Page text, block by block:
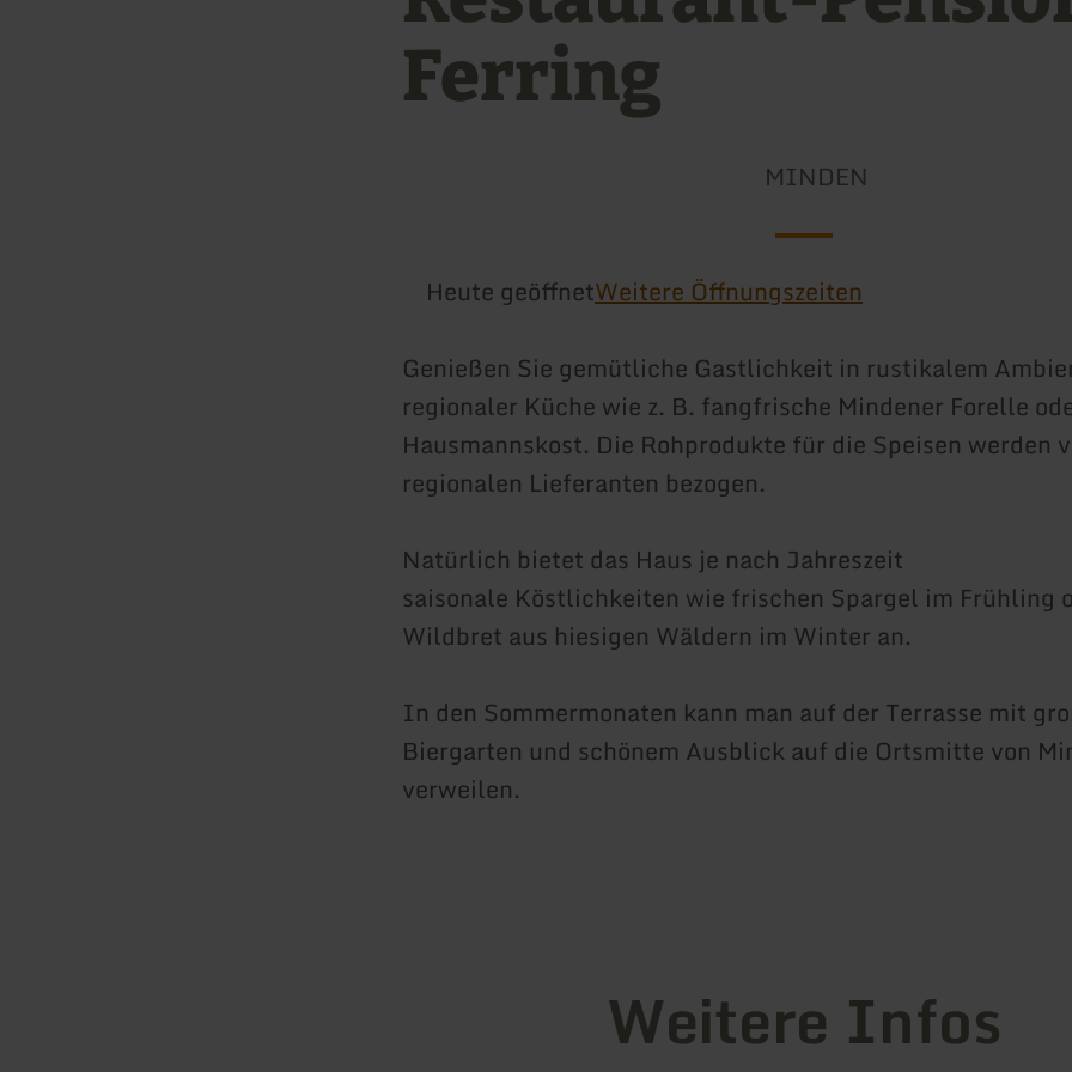
Ferring
MINDEN
Heute geöffnetWeitere Öffnungszeiten
Genießen Sie gemütliche Gastlichkeit in rustikalem
regionaler Küche wie z. B. fangfrische Mindener Forelle
Hausmannskost. Die Rohprodukte für die Speisen werden
regionalen Lieferanten bezogen.
Natürlich bietet das Haus je nach Jahreszeit
saisonale Köstlichkeiten wie frischen Spargel im Frühling
Wildbret aus hiesigen Wäldern im Winter an.
In den Sommermonaten kann man auf der Terrasse mit
Biergarten und schönem Ausblick auf die Ortsmitte von
verweilen.
Weitere Infos